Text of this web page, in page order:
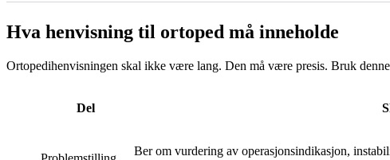
Hva henvisning til ortoped må inneholde
Ortopedihenvisningen skal ikke være lang. Den må være presis. Bruk
Del
Ber om vurdering av operasjonsindikasjon,